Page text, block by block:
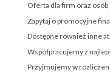
Oferta dla firm oraz osób
Zapytaj o promocyjne
Dostępne również inne
Współpracujemy z
Przyjmujemy w